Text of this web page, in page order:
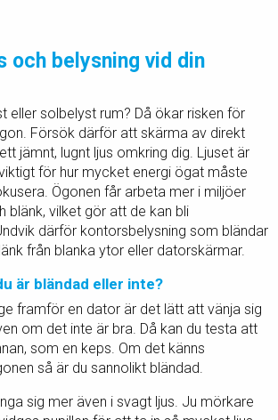
och belysning vid din
eller solbelyst rum? Då ökar risken för
Försök därför att skärma av direkt
jämnt, lugnt ljus omkring dig. Ljuset är
för hur mycket energi ögat måste
Ögonen får arbeta mer i miljöer
blänk, vilket gör att de kan bli
därför kontorsbelysning som bländar
från blanka ytor eller datorskärmar.
är bländad eller inte?
framför en dator är det lätt att vänja sig
om det inte är bra. Då kan du testa att
som en keps. Om det känns
så är du sannolikt bländad.
sig mer även i svagt ljus. Ju mörkare